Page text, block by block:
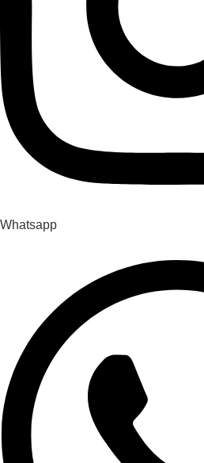
Whatsapp